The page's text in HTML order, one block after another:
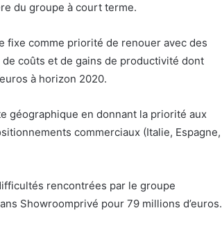
du groupe à court terme.
fixe comme priorité de renouer avec des
coûts et de gains de productivité dont
à horizon 2020.
géographique en donnant la priorité aux
commerciaux (Italie, Espagne,
rencontrées par le groupe
Showroomprivé pour 79 millions d’euros.